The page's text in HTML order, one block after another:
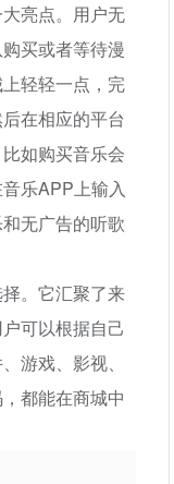
亮点。用户无
买或者等待漫
轻轻一点，完
在相应的平台
如购买音乐会
乐APP上输入
无广告的听歌
。它汇聚了来
可以根据自己
游戏、影视、
都能在商城中